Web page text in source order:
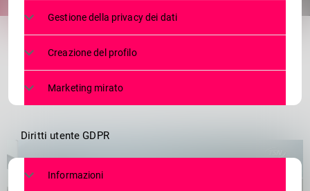
share
email
Gestione della privacy dei dati
Creazione del profilo
Marketing mirato
Diritti utente GDPR
Informazioni